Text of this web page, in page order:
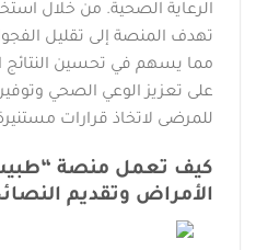
الرعاية الصحية. من خلال
تهدف المنصة إلى تقليل
مما يسهم في تحسين النتائج
على تعزيز الوعي الصحي
للمرضى لاتخاذ قرارات
الأمراض وتقديم